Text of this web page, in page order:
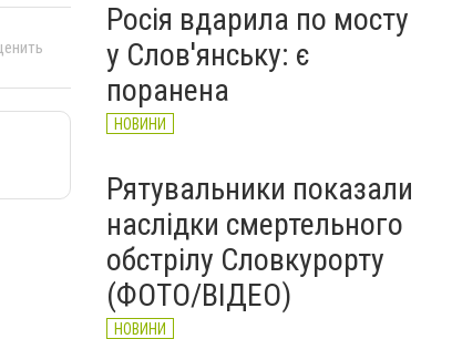
подробиці загибелі Олексія
Юкова
Росія вдарила по мосту
у Слов'янську: є
поранена
НОВИНИ
Рятувальники показали
наслідки смертельного
обстрілу Словкурорту
(ФОТО/ВІДЕО)
НОВИНИ